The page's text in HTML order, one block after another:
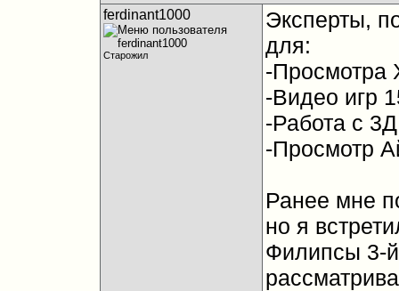
ferdinant1000
Старожил
Эксперты,
для:
-
-Видео игр
-Работа с
-Просмотр
Ранее мне
но я
Филипсы 3-